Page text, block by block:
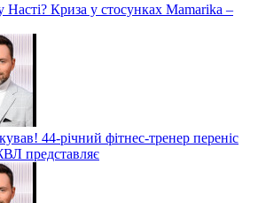
Криза у стосунках Mamarika –
44-річний фітнес-тренер переніс
представляє